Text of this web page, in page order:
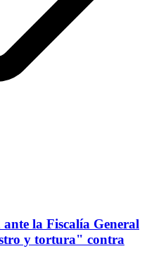
la Fiscalía General
y tortura" contra